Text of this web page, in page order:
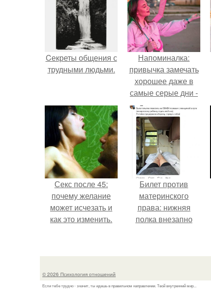
Cекреты общения с
трудными людьми.
Напоминалка:
привычка замечать
хорошее даже в
самые серые дни -
это не очередная
сказка из книг по
саморазвитию.
Секс после 45:
почему желание
может исчезать и
как это изменить.
Билет против
материнского
права: нижняя
полка внезапно
© 2026 Психология отношений
Если тебе трудно - значит, ты идешь в правильном направлении. Твой внутренний мир...